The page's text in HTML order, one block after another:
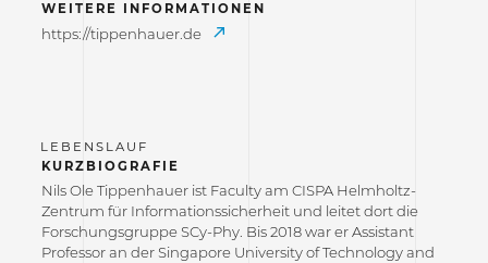
WEITERE INFORMATIONEN
https://tippenhauer.de
KURZBIOGRAFIE
Nils Ole Tippenhauer ist Faculty am CISPA Helmholtz-
Zentrum für Informationssicherheit und leitet dort die
Forschungsgruppe SCy-Phy. Bis 2018 war er Assistant
Professor an der Singapore University of Technology and